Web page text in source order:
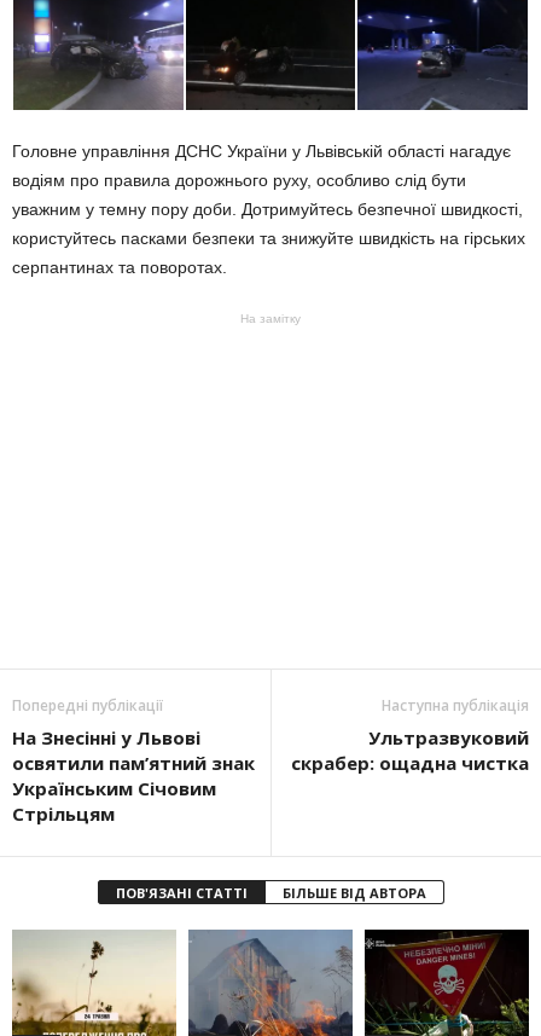
Головне управління ДСНС України у Львівській області нагадує
водіям про правила дорожнього руху, особливо слід бути
уважним у темну пору доби. Дотримуйтесь безпечної швидкості,
користуйтесь пасками безпеки та знижуйте швидкість на гірських
серпантинах та поворотах.
На замітку
Попередні публікації
На Знесінні у Львові
освятили пам’ятний знак
Українським Січовим
Стрільцям
Наступна публікація
Ультразвуковий
скрабер: ощадна чистка
ПОВ'ЯЗАНІ СТАТТІ БІЛЬШЕ ВІД АВТОРА